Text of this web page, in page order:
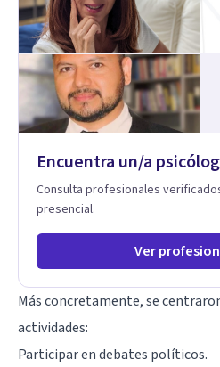
Encuentra un/a
Consulta profesionales
presencial.
Ver
Más concretamente, se
actividades:
Participar en debates políticos.